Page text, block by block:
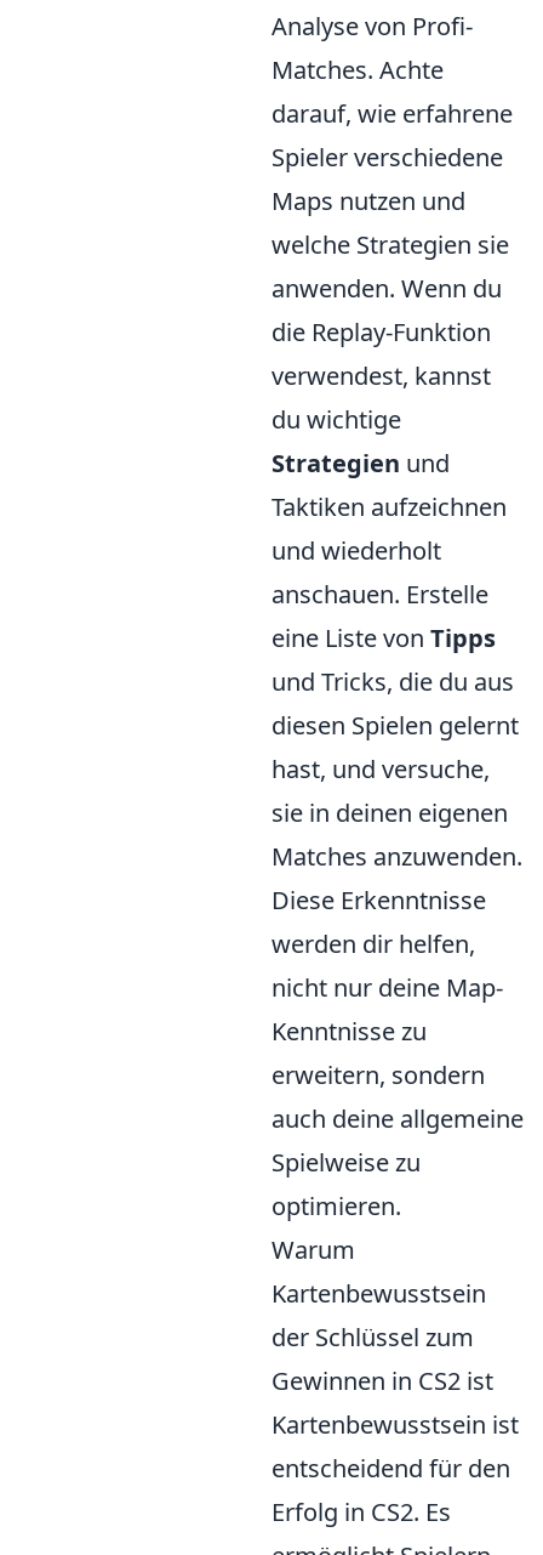
Analyse von Profi-
Matches. Achte
darauf, wie erfahrene
Spieler verschiedene
Maps nutzen und
welche Strategien sie
anwenden. Wenn du
die Replay-Funktion
verwendest, kannst
du wichtige
Strategien und
Taktiken aufzeichnen
und wiederholt
anschauen. Erstelle
eine Liste von Tipps
und Tricks, die du aus
diesen Spielen gelernt
hast, und versuche,
sie in deinen eigenen
Matches anzuwenden.
Diese Erkenntnisse
werden dir helfen,
nicht nur deine Map-
Kenntnisse zu
erweitern, sondern
auch deine allgemeine
Spielweise zu
optimieren.
Warum
Kartenbewusstsein
der Schlüssel zum
Gewinnen in CS2 ist
Kartenbewusstsein ist
entscheidend für den
Erfolg in CS2. Es